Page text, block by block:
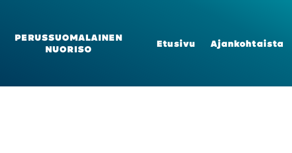
PERUSSUOMALAINEN
NUORISO
Etusi­vu Ajan­koh­tais­ta